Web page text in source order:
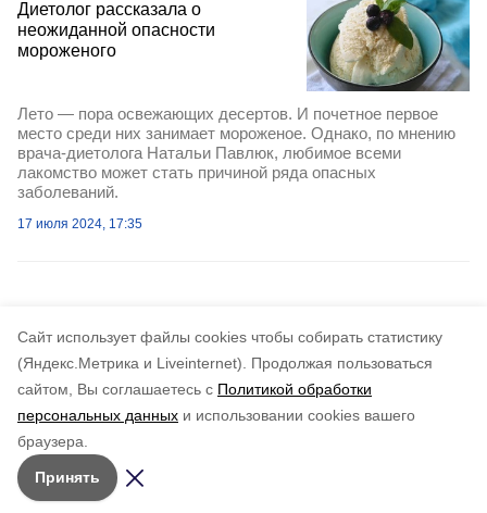
Cайт использует файлы cookies чтобы собирать статистику
(Яндекс.Метрика и Liveinternet).
Продолжая пользоваться
сайтом, Вы соглашаетесь с Политикой обработки
персональных данных и использовании cookies вашего
браузера.
Принять
Диетолог рассказала о
неожиданной опасности
мороженого
Лето — пора освежающих десертов. И почетное первое
место среди них занимает мороженое. Однако, по мнению
врача-диетолога Натальи Павлюк, любимое всеми
лакомство может стать причиной ряда опасных
заболеваний.
17 июля 2024, 17:35